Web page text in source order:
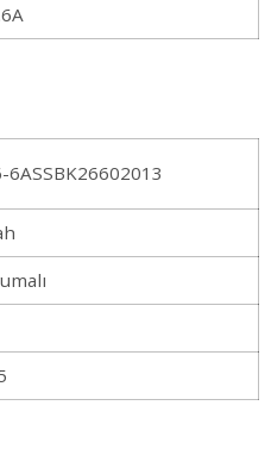
6ASSBK26602013